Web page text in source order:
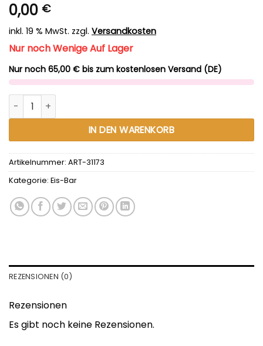
0,00 €
inkl. 19 % MwSt. zzgl. Versandkosten
Nur noch Wenige Auf Lager
Nur noch 65,00 € bis zum kostenlosen Versand (DE)
Giotto 2x5er Menge
IN DEN WARENKORB
Alternative:
Artikelnummer: ART-31173
Kategorie: Eis-Bar
REZENSIONEN (0)
Rezensionen
Es gibt noch keine Rezensionen.